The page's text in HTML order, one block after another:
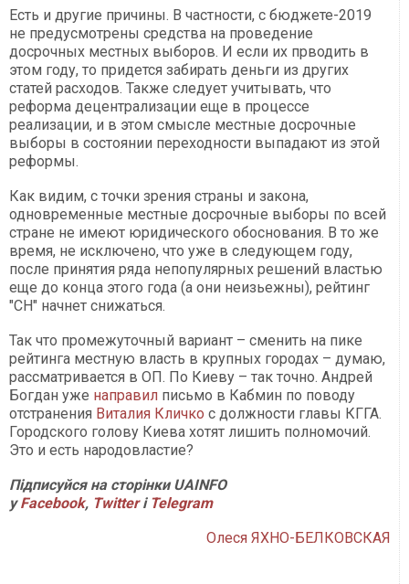
Есть и другие причины. В частности, с бюджете-2019
не предусмотрены средства на проведение
досрочных местных выборов. И если их прводить в
этом году, то придется забирать деньги из других
статей расходов. Также следует учитывать, что
реформа децентрализации еще в процессе
реализации, и в этом смысле местные досрочные
выборы в состоянии переходности выпадают из этой
реформы.
Как видим, с точки зрения страны и закона,
одновременные местные досрочные выборы по всей
стране не имеют юридического обоснования. В то же
время, не исключено, что уже в следующем году,
после принятия ряда непопулярных решений властью
еще до конца этого года (а они неизьежны), рейтинг
"СН" начнет снижаться.
Так что промежуточный вариант – сменить на пике
рейтинга местную власть в крупных городах – думаю,
рассматривается в ОП. По Киеву – так точно. Андрей
Богдан уже направил письмо в Кабмин по поводу
отстранения Виталия Кличко с должности главы КГГА.
Городского голову Киева хотят лишить полномочий.
Это и есть народовластие?
Підписуйся на сторінки UAINFO
уFacebook, Twitter і Telegram
Олеся ЯХНО-БЕЛКОВСКАЯ